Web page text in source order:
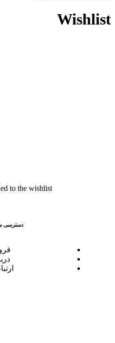
Wishlist
to the wishlist
دسترسی